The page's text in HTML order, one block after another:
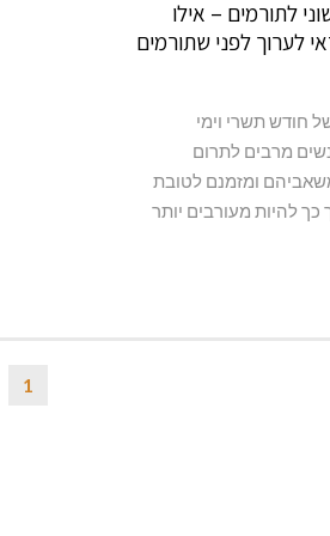
לתורמים – אילו
לערוך לפני שתורמים
חודש תשרי וימי
מרבים לתרום
ומזמנם לטובת
כך להיות מעורבים יותר
1